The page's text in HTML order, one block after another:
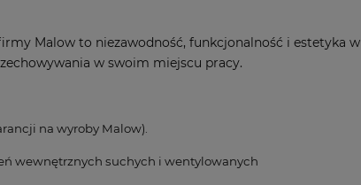
Malow to niezawodność, funkcjonalność i estetyka
w swoim miejscu pracy.
na wyroby Malow).
wewnętrznych suchych i wentylowanych